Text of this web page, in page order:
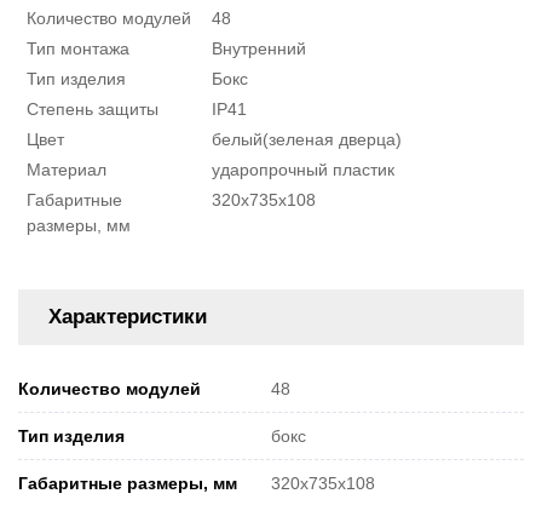
Количество модулей
48
Тип монтажа
Внутренний
Тип изделия
Бокс
Степень защиты
IP41
Цвет
белый(зеленая дверца)
Материал
ударопрочный пластик
Габаритные
размеры, мм
320x735x108
Характеристики
Количество модулей 48
Тип изделия бокс
Габаритные размеры, мм 320x735x108